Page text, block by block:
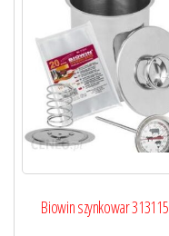
Biowin szynkowar 313115